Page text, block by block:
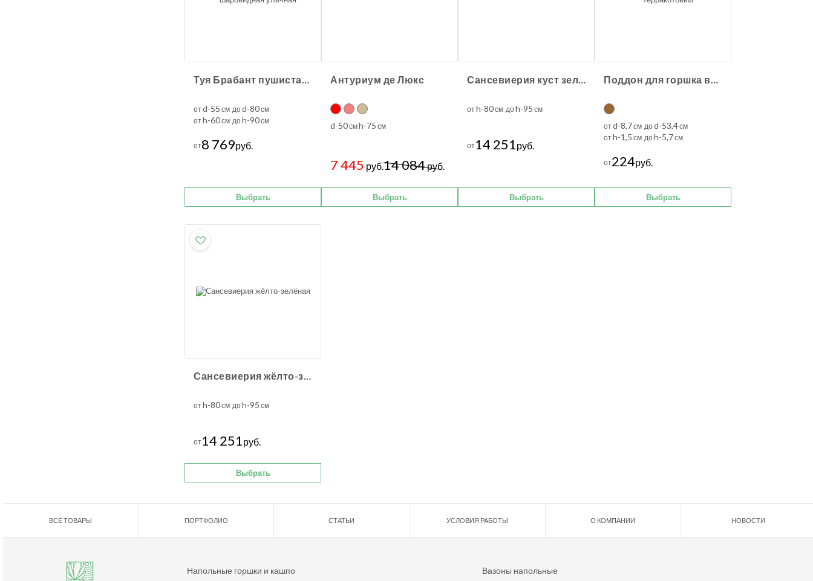
Туя Брабант пушистая шаровидная уличная
отd-55 см доd-80см
отh-60см доh-90см
от8 769руб.
Выбрать
Антуриум де Люкс
d-50смh-75 см
7 445 руб.14 084руб.
Выбрать
Сансевиерия куст зелёный
отh-80см доh-95 см
от14 251руб.
Выбрать
Поддон для горшка влагостойкий терракотовый
отd-8,7см доd-53,4см
отh-1,5 см доh-5,7см
от224руб.
Выбрать
Сансевиерия жёлто-зелёная
отh-80см доh-95 см
от14 251руб.
Выбрать
ВСЕ ТОВАРЫ ПОРТФОЛИО СТАТЬИ УСЛОВИЯ РАБОТЫ О КОМПАНИИ НОВОСТИ
Напольные горшки и кашпо Вазоны напольные